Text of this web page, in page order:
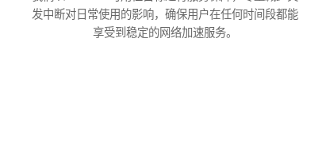
发中断对日常使用的影响，确保用户在任何时间段都能
享受到稳定的网络加速服务。